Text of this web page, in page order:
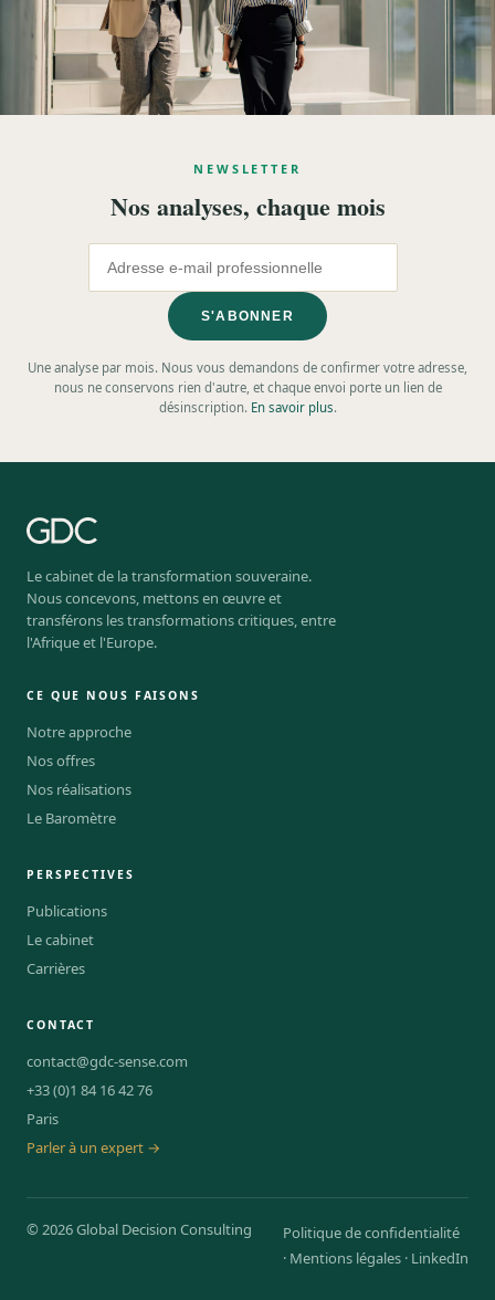
NEWSLETTER
Nos analyses, chaque mois
S'ABONNER
Une analyse par mois. Nous vous demandons de confirmer votre adresse,
nous ne conservons rien d'autre, et chaque envoi porte un lien de
désinscription. En savoir plus.
Le cabinet de la transformation souveraine.
Nous concevons, mettons en œuvre et
transférons les transformations critiques, entre
l'Afrique et l'Europe.
CE QUE NOUS FAISONS
Notre approche
Nos offres
Nos réalisations
Le Baromètre
PERSPECTIVES
Publications
Le cabinet
Carrières
CONTACT
contact@gdc-sense.com
+33 (0)1 84 16 42 76
Paris
Parler à un expert →
© 2026 Global Decision Consulting
Politique de confidentialité
· Mentions légales · LinkedIn